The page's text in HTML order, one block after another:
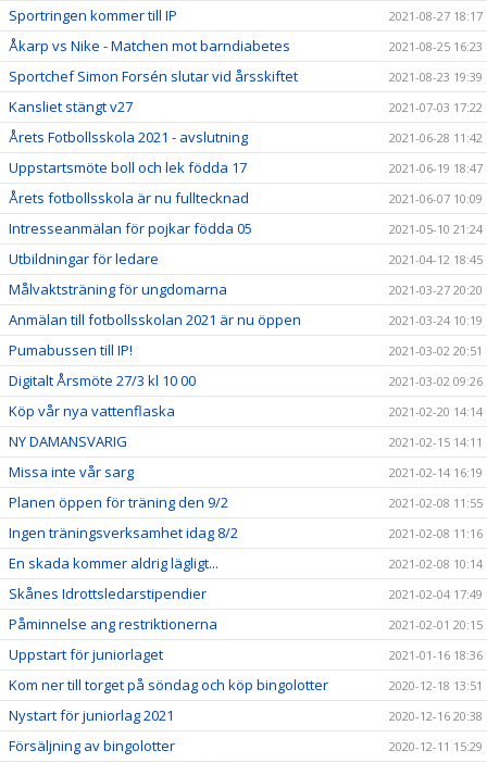
Sportringen kommer till IP 2021-08-27 18:17
Åkarp vs Nike - Matchen mot barndiabetes 2021-08-25 16:23
Sportchef Simon Forsén slutar vid årsskiftet 2021-08-23 19:39
Kansliet stängt v27 2021-07-03 17:22
Årets Fotbollsskola 2021 - avslutning 2021-06-28 11:42
Uppstartsmöte boll och lek födda 17 2021-06-19 18:47
Årets fotbollsskola är nu fulltecknad 2021-06-07 10:09
Intresseanmälan för pojkar födda 05 2021-05-10 21:24
Utbildningar för ledare 2021-04-12 18:45
Målvaktsträning för ungdomarna 2021-03-27 20:20
Anmälan till fotbollsskolan 2021 är nu öppen 2021-03-24 10:19
Pumabussen till IP! 2021-03-02 20:51
Digitalt Årsmöte 27/3 kl 10 00 2021-03-02 09:26
Köp vår nya vattenflaska 2021-02-20 14:14
NY DAMANSVARIG 2021-02-15 14:11
Missa inte vår sarg 2021-02-14 16:19
Planen öppen för träning den 9/2 2021-02-08 11:55
Ingen träningsverksamhet idag 8/2 2021-02-08 11:16
En skada kommer aldrig lägligt... 2021-02-08 10:14
Skånes Idrottsledarstipendier 2021-02-04 17:49
Påminnelse ang restriktionerna 2021-02-01 20:15
Uppstart för juniorlaget 2021-01-16 18:36
Kom ner till torget på söndag och köp bingolotter 2020-12-18 13:51
Nystart för juniorlag 2021 2020-12-16 20:38
Försäljning av bingolotter 2020-12-11 15:29